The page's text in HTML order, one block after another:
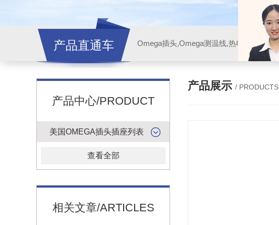
产品直通车
产品中心/PRODUCT
美国OMEGA插头插座列表
查看全部
相关文章/ARTICLES
产品展示 / PRODUCTS